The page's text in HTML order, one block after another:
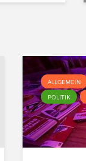
ALLGEMEIN
POLITIK